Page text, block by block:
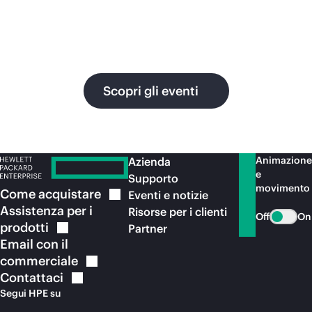
Scopri gli eventi
Comeacquistare
Assistenza per i
prodotti
Email con il
commerciale
Contattaci
Segui HPE su
Azienda
Supporto
Eventi e notizie
Risorse per i clienti
Partner
Animazione
e
movimento
Off On